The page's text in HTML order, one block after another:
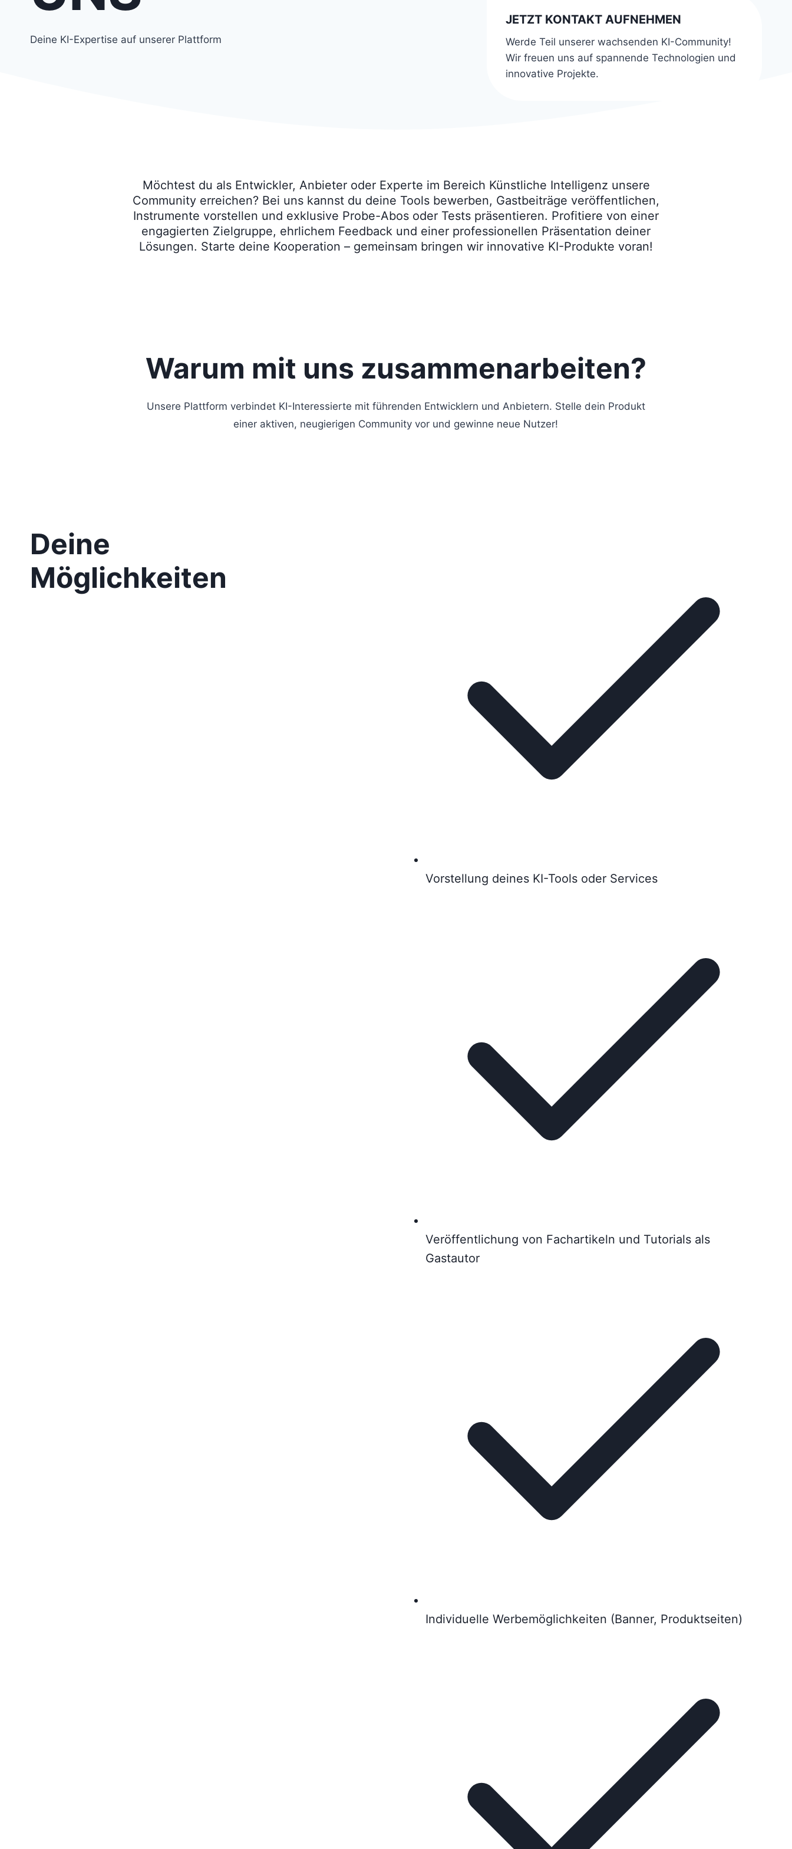
Deine KI-Expertise auf unserer Plattform
JETZT KONTAKT AUFNEHMEN
Werde Teil unserer wachsenden KI-Community!
Wir freuen uns auf spannende Technologien und
innovative Projekte.
Möchtest du als Entwickler, Anbieter oder Experte im Bereich Künstliche Intelligenz unsere
Community erreichen? Bei uns kannst du deine Tools bewerben, Gastbeiträge veröffentlichen,
Instrumente vorstellen und exklusive Probe-Abos oder Tests präsentieren. Profitiere von einer
engagierten Zielgruppe, ehrlichem Feedback und einer professionellen Präsentation deiner
Lösungen. Starte deine Kooperation – gemeinsam bringen wir innovative KI-Produkte voran!
Warum mit uns zusammenarbeiten?
Unsere Plattform verbindet KI-Interessierte mit führenden Entwicklern und Anbietern. Stelle dein Produkt
einer aktiven, neugierigen Community vor und gewinne neue Nutzer!
Deine
Möglichkeiten
Vorstellung deines KI-Tools oder Services
Veröffentlichung von Fachartikeln und Tutorials als
Gastautor
Individuelle Werbemöglichkeiten (Banner, Produktseiten)